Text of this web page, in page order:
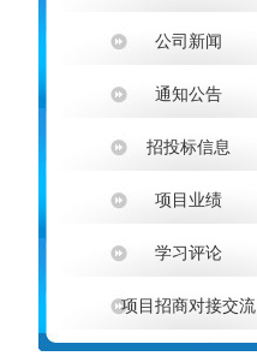
公司新闻
通知公告
招投标信息
项目业绩
学习评论
项目招商对接交流